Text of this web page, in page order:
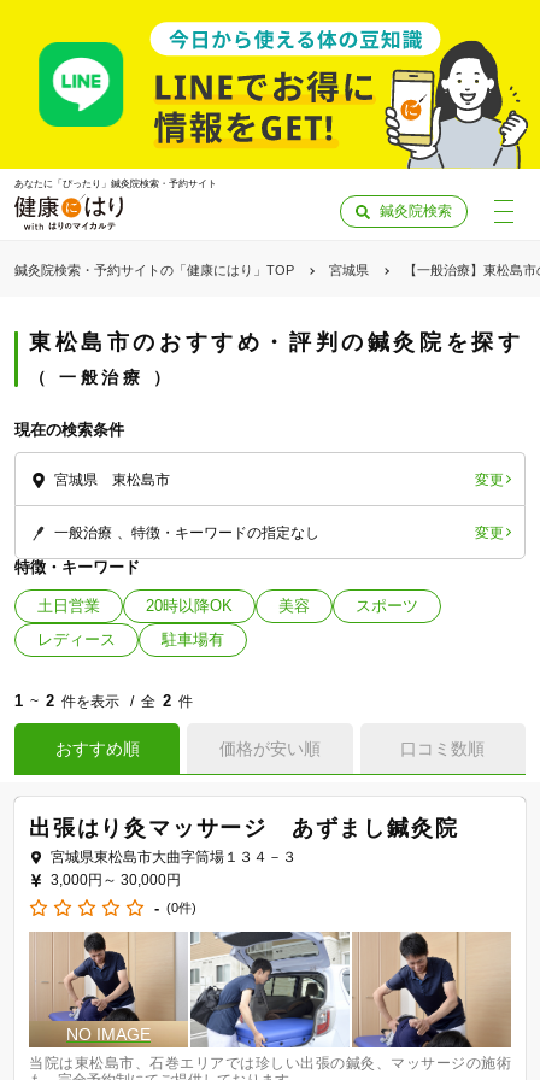
あなたに「ぴったり」鍼灸院検索・予約サイト
鍼灸院検索
鍼灸院検索・予約サイトの「健康にはり」TOP 宮城県 【一般治療】東松島
東松島市のおすすめ・評判の鍼灸院を探す
一般治療
現在の検索条件
宮城県 東松島市 変更
一般治療 特徴・キーワードの指定なし 変更
特徴・キーワード
土日営業 20時以降OK 美容
スポーツ
レディース
駐車場有
1 ~ 2 件を表示 全 2 件
おすすめ順 価格が安い順 口コミ数順
出張はり灸マッサージ あずまし鍼灸院
宮城県東松島市大曲字筒場１３４－３
3,000円～ 30,000円
- (0件)
当院は東松島市、石巻エリアでは珍しい出張の鍼灸、マッサージの施術
「健康にはりを見た」